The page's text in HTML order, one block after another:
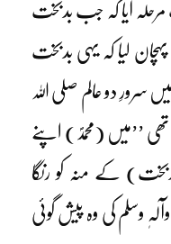
آیا کہ جب بدبخت
لیا کہ یہی بدبخت
دو عالم صلی اللہ
تھی ’’میں (محمدؐ) اپنے
کے منہ کو رنگا
وسلم کی وہ پیش گوئی